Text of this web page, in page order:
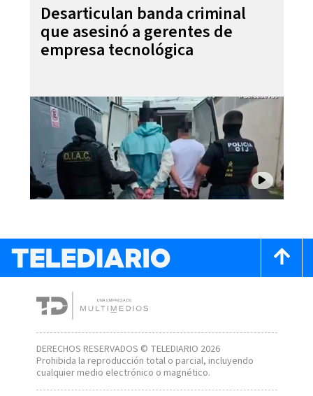
Desarticulan banda criminal
que asesinó a gerentes de
empresa tecnológica
DERECHOS RESERVADOS © TELEDIARIO 2026
Prohibida la reproducción total o parcial, incluyendo
cualquier medio electrónico o magnético.